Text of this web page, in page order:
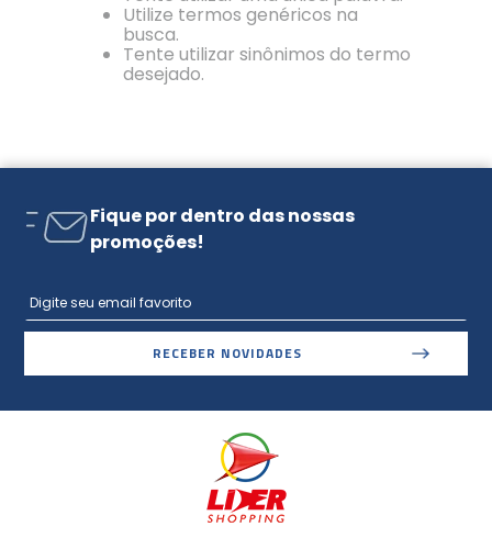
Utilize termos genéricos na
busca.
Tente utilizar sinônimos do termo
desejado.
Fique por dentro das nossas
promoções!
RECEBER NOVIDADES